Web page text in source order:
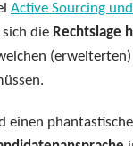
Active Sourcing
die Rechtslage
einen